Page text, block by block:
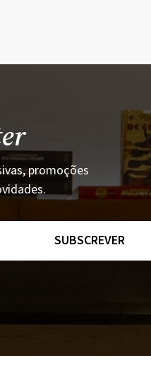
promoções
SUBSCREVER